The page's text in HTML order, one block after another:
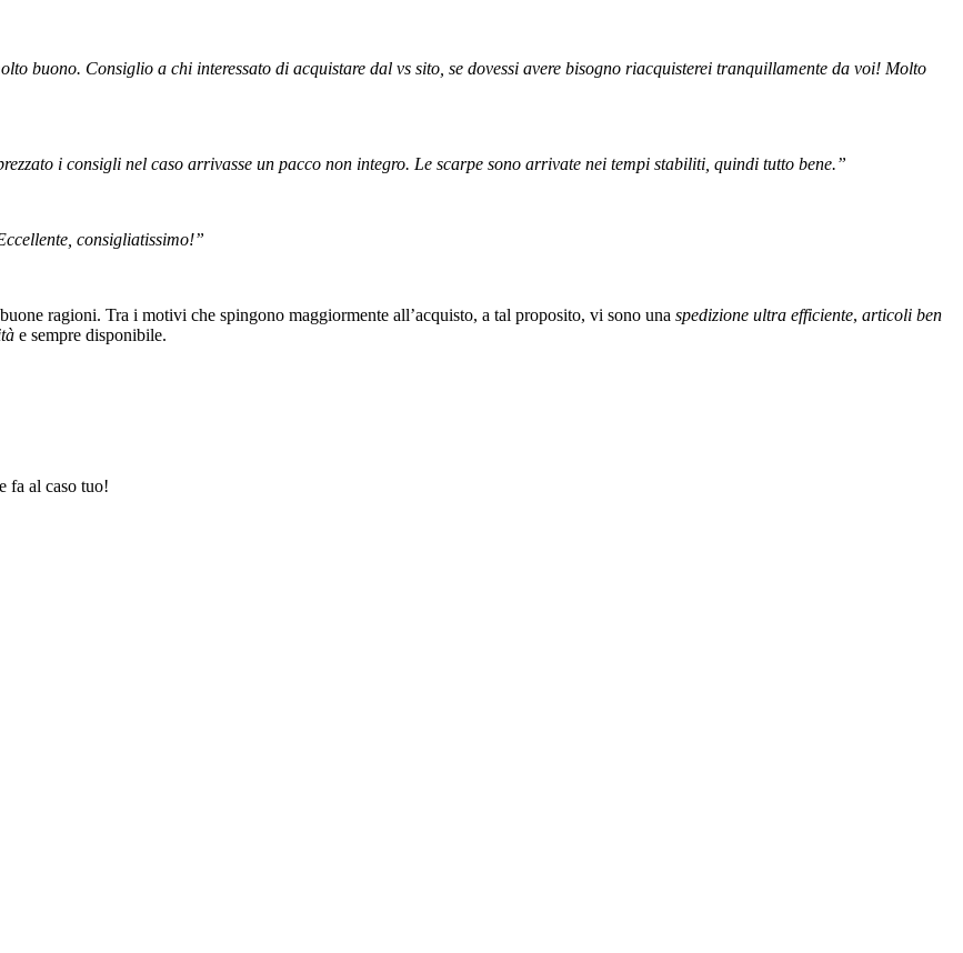
buono. Consiglio a chi interessato di acquistare dal vs sito, se dovessi avere bisogno riacquisterei tranquillamente da voi! Molto
i consigli nel caso arrivasse un pacco non integro. Le scarpe sono arrivate nei tempi stabiliti, quindi tutto bene.”
consigliatissimo!”
ragioni. Tra i motivi che spingono maggiormente all’acquisto, a tal proposito, vi sono una spedizione ultra efficiente, articoli ben
e sempre disponibile.
fa al caso tuo!